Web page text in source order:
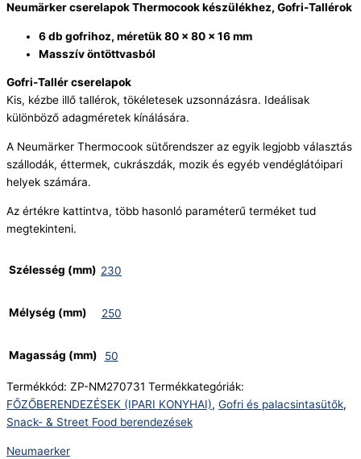
Neumärker cserelapok Thermocook készülékhez, Gofri-Tallérok
6 db gofrihoz, méretük 80 x 80 x 16 mm
Masszív öntöttvasból
Gofri-Tallér cserelapok
Kis, kézbe illő tallérok, tökéletesek uzsonnázásra. Ideálisak
különböző adagméretek kínálására.
A Neumärker Thermocook sütőrendszer az egyik legjobb választás
szállodák, éttermek, cukrászdák, mozik és egyéb vendéglátóipari
helyek számára.
Az értékre kattintva, több hasonló paraméterű terméket tud
megtekinteni.
Szélesség (mm) 230
Mélység (mm) 250
Magasság (mm) 50
Termékkód: ZP-NM270731 Termékkategóriák:
FŐZŐBERENDEZÉSEK (IPARI KONYHAI), Gofri és palacsintasütők,
Snack- & Street Food berendezések
Neumaerker